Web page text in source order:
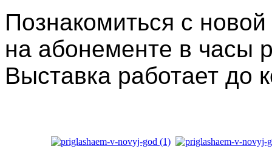
Познакомиться с
на абонементе в часы
Выставка работает до